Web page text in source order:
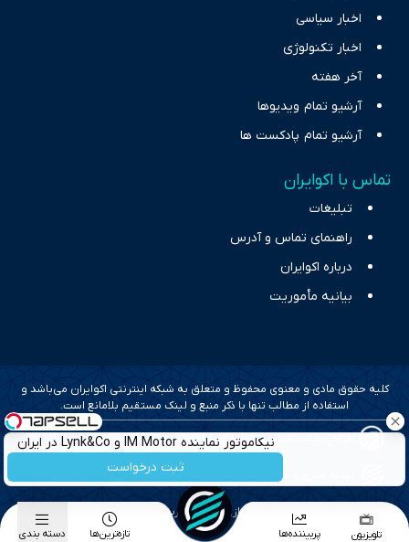
نیکاموتور نماینده IM Motor و Lynk&Co در ایران
ثبت درخواست
اخبار سیاسی
اخبار تکنولوژی
آخر هفته
آرشیو تمام ویدیوها
آرشیو تمام پادکست ها
تماس با اکوایران
تبلیغات
راهنمای تماس و آدرس
درباره اکوایران
بیانیه مأموریت
کلیه حقوق مادی و معنوی محفوظ و متعلق به شبکه اینترنتی اکوایران می‌باشد و
استفاده از مطالب تنها با ذکر منبع و لینک مستقیم بلامانع است.
طراحی سایت خبری و خبرگزاری آسام
بهینه سازی و سئو؛ گروه رسانه ای دنیای اقتصاد
طراحی گرافیک و پیاده سازی؛ برآیند تجربه
تلویزیون پربیننده‌ها تازه‌ترین‌ها دسته بندی